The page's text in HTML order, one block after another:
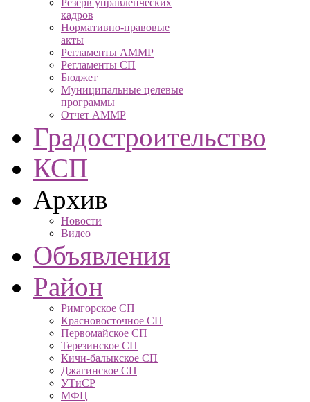
Резерв управленческих
кадров
Нормативно-правовые
акты
Регламенты АММР
Регламенты СП
Бюджет
Муниципальные целевые
программы
Отчет АММР
Градостроительство
КСП
Архив
Новости
Видео
Объявления
Район
Римгорское СП
Красновосточное СП
Первомайское СП
Терезинское СП
Кичи-балыкское СП
Джагинское СП
УТиСР
МФЦ